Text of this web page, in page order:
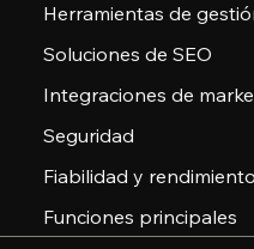
Herramientas de
Soluciones de SEO
Integraciones de
Seguridad
Fiabilidad y rendimiento
Funciones principales